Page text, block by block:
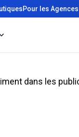
Pour les Agences
dans les